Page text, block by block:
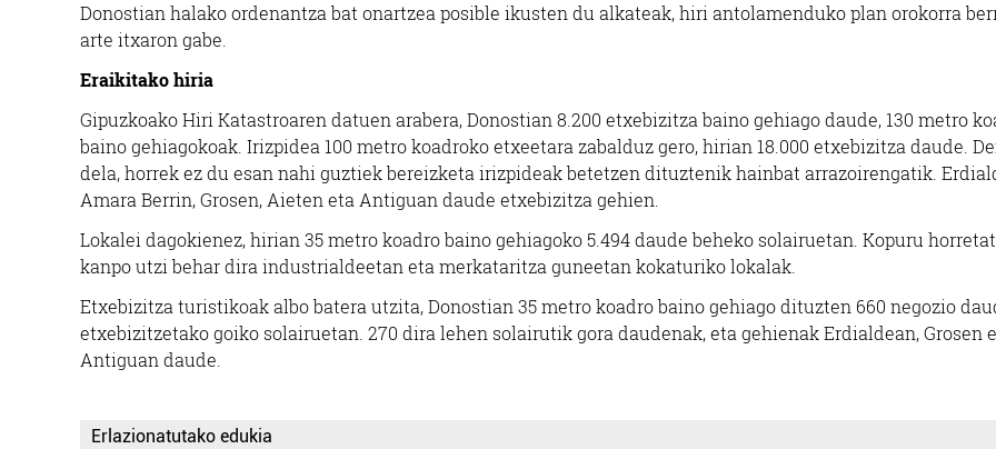
Donostian halako ordenantza bat onartzea posible ikusten du alkateak, hiri antolamenduko plan orokorra
arte itxaron gabe.
Eraikitako hiria
Gipuzkoako Hiri Katastroaren datuen arabera, Donostian 8.200 etxebizitza baino gehiago daude, 130 metro
baino gehiagokoak. Irizpidea 100 metro koadroko etxeetara zabalduz gero, hirian 18.000 etxebizitza daude.
dela, horrek ez du esan nahi guztiek bereizketa irizpideak betetzen dituztenik hainbat arrazoirengatik.
Amara Berrin, Grosen, Aieten eta Antiguan daude etxebizitza gehien.
Lokalei dagokienez, hirian 35 metro koadro baino gehiagoko 5.494 daude beheko solairuetan. Kopuru
kanpo utzi behar dira industrialdeetan eta merkataritza guneetan kokaturiko lokalak.
Etxebizitza turistikoak albo batera utzita, Donostian 35 metro koadro baino gehiago dituzten 660 negozio
etxebizitzetako goiko solairuetan. 270 dira lehen solairutik gora daudenak, eta gehienak Erdialdean, Grosen
Antiguan daude.
Erlazionatutako edukia